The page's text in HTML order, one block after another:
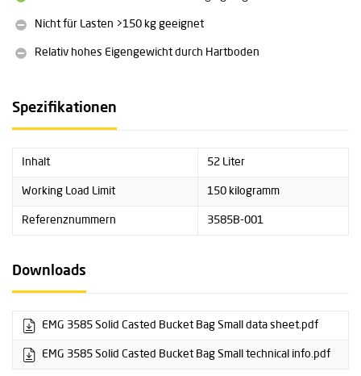
Material (Hebebänder): 38 mm Polyester
Seitliche Griffschlaufen
Nicht für Lasten >150 kg geeignet
Relativ hohes Eigengewicht durch Hartboden
Spezifikationen
Inhalt 52 Liter
Working Load Limit 150 kilogramm
Referenznummern 3585B-001
Downloads
EMG 3585 Solid Casted Bucket Bag Small data sheet.pdf
EMG 3585 Solid Casted Bucket Bag Small technical info.pdf